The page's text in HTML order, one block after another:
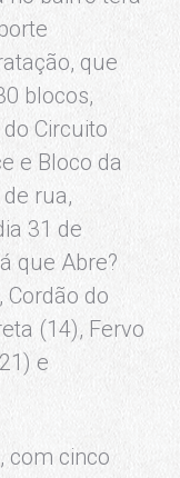
que
blocos,
Circuito
e Bloco da
rua,
31 de
que Abre?
Cordão do
(14), Fervo
e
com cinco